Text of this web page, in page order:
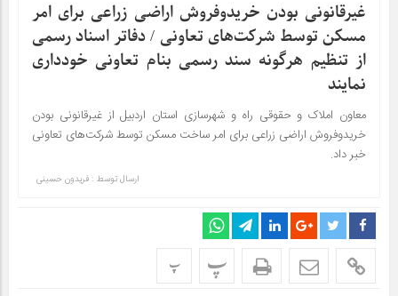
غیرقانونی بودن خریدوفروش اراضی زراعی برای امر
مسکن توسط شرکت‌های تعاونی / دفاتر اسناد رسمی
از تنظیم هرگونه سند رسمی بنام تعاونی خودداری
نمایند
معاون املاک و حقوقی راه و شهرسازی استان اردبیل از غیرقانونی بودن
خریدوفروش اراضی زراعی برای امر ساخت مسکن توسط شرکت‌های تعاونی
خبر داد.
ارسال توسط : فریدون حسینی
پ پ